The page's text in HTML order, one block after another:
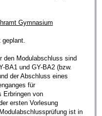
Gymnasium
den Modulabschluss sind
BA1 und GY-BA2 (bzw.
der Abschluss eines
für
Erbringen von
ersten Vorlesung
ist in